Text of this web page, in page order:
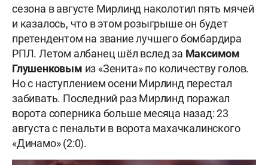
сезона в августе Мирлинд наколотил пять мячей
и казалось, что в этом розыгрыше он будет
претендентом на звание лучшего бомбардира
РПЛ. Летом албанец шёл вслед за Максимом
Глушенковым из «Зенита» по количеству голов.
Но с наступлением осени Мирлинд перестал
забивать. Последний раз Мирлинд поражал
ворота соперника больше месяца назад: 23
августа с пенальти в ворота махачкалинского
«Динамо» (2:0).